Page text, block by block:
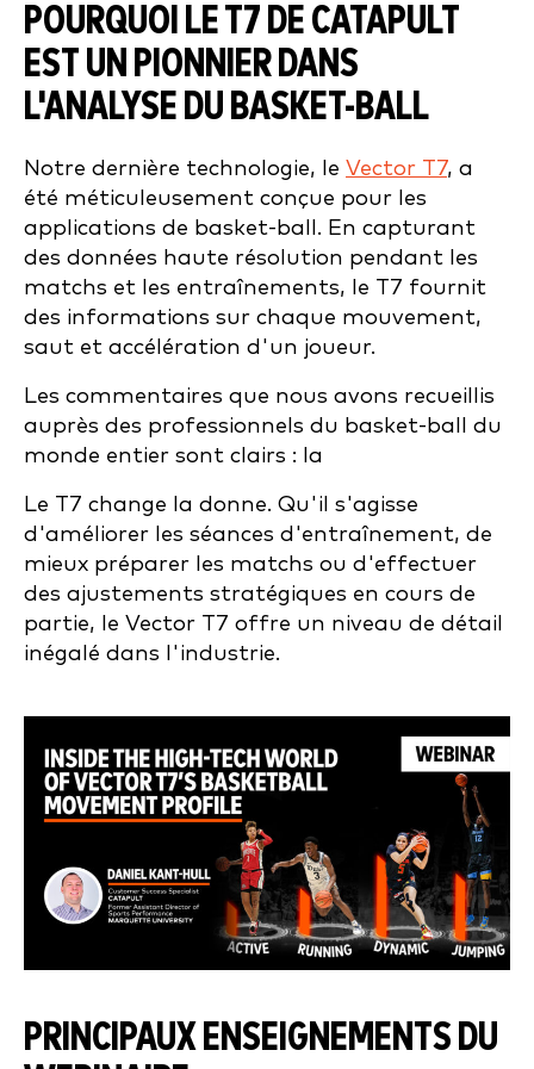
POURQUOI LE T7 DE CATAPULT
EST UN PIONNIER DANS
L'ANALYSE DU BASKET-BALL
Notre dernière technologie, le Vector T7, a
été méticuleusement conçue pour les
applications de basket-ball. En capturant
des données haute résolution pendant les
matchs et les entraînements, le T7 fournit
des informations sur chaque mouvement,
saut et accélération d'un joueur.
Les commentaires que nous avons recueillis
auprès des professionnels du basket-ball du
monde entier sont clairs : la
Le T7 change la donne. Qu'il s'agisse
d'améliorer les séances d'entraînement, de
mieux préparer les matchs ou d'effectuer
des ajustements stratégiques en cours de
partie, le Vector T7 offre un niveau de détail
inégalé dans l'industrie.
PRINCIPAUX ENSEIGNEMENTS DU